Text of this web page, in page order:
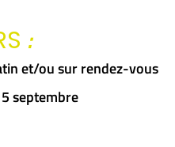
:
et/ou sur rendez-vous
septembre